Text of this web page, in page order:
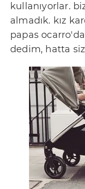
kullanıyorlar.
almadık. kız
papas
dedim, hatta